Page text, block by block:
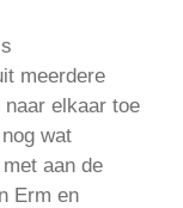
meerdere
elkaar toe
wat
aan de
Erm en